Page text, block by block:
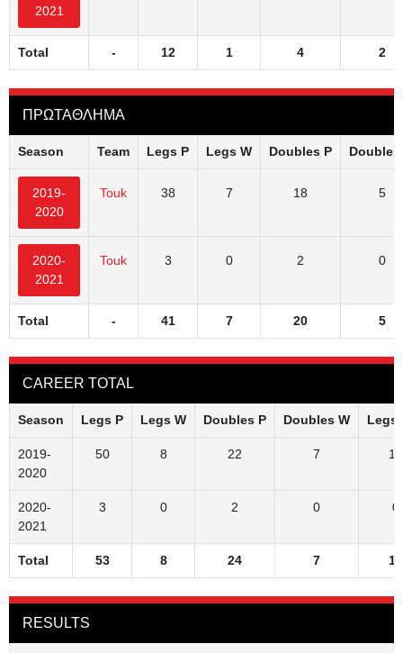
2021
Total - 12 1 4 2
ΠΡΩΤΑΘΛΗΜΑ
Season Team Legs P Legs W Doubles P Doubles
2019-
2020
Touk 38 7 18 5
2020-
2021
Touk 3 0 2 0
Total - 41 7 20 5
CAREER TOTAL
Season Legs P Legs W Doubles P Doubles W Legs
2019-
2020
50 8 22 7 16
2020-
2021
3 0 2 0 0
Total 53 8 24 7 15
RESULTS